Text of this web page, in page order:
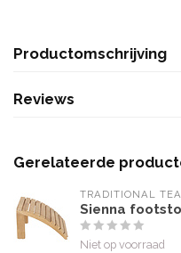
Productomschrijving
Reviews
Gerelateerde
TRADITIONAL
Sienna
Niet op voorraad